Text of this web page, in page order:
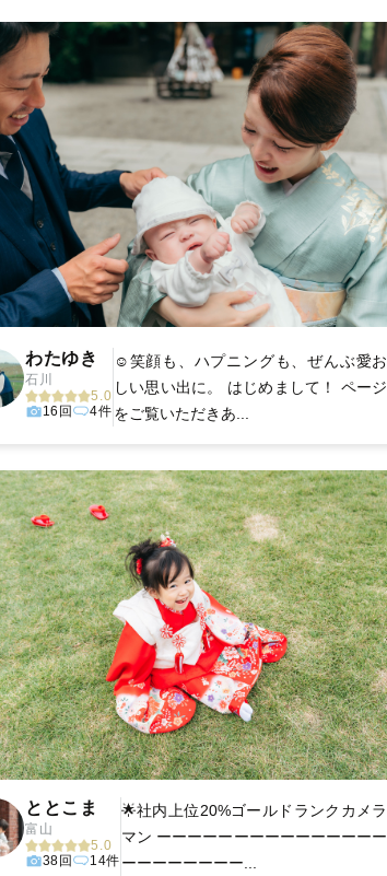
。まずは、ラブグラフの撮影事例をご覧ください。
わたゆき
石川
5.0
16回
4件
☺️笑顔も、ハプニングも、ぜんぶ愛お
しい思い出に。 はじめまして！ ページ
をご覧いただきあ...
ととこま
富山
5.0
38回
14件
🌟社内上位20%ゴールドランクカメラ
マン ーーーーーーーーーーーーーーー
ーーーーーーーー...